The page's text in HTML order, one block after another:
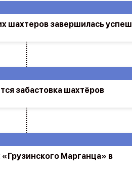
«Грузинского Марганца» в
забастовка шахтёров
шахтеров завершилась